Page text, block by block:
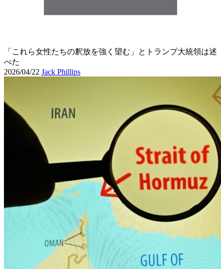
「これら女性たちの釈放を強く望む」とトランプ大統領は述
べた
2026/04/22 Jack Phillips